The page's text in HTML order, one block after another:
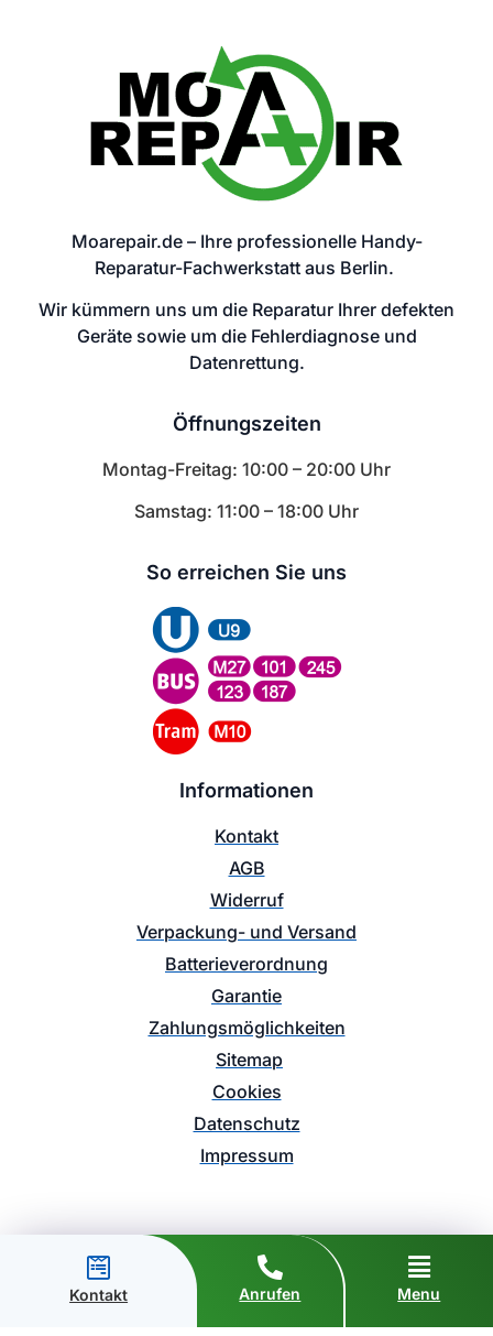
Moarepair.de – Ihre professionelle Handy-
Reparatur-Fachwerkstatt aus Berlin.
Wir kümmern uns um die Reparatur Ihrer defekten
Geräte sowie um die Fehlerdiagnose und
Datenrettung.
Öffnungszeiten
Montag-Freitag: 10:00 – 20:00 Uhr
Samstag: 11:00 – 18:00 Uhr
So erreichen Sie uns
Informationen
Kontakt
AGB
Widerruf
Verpackung- und Versand
Batterieverordnung
Garantie
Zahlungsmöglichkeiten
Sitemap
Cookies
Datenschutz
Impressum
Kontakt Anrufen Menu